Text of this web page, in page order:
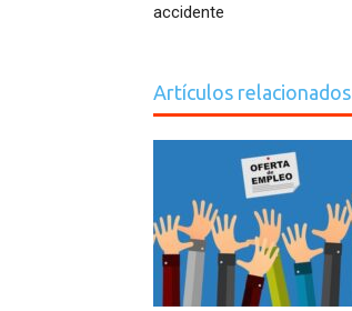
accidente
Artículos relacionados